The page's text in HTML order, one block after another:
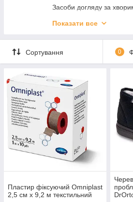
Засоби догляду за
Паличка для ходьби
Приладдя для ванни
Перевязочные средства
Показати все
Сортування 0
Пластир фіксуючий Omniplast
2,5 см х 9,2 м текстильний